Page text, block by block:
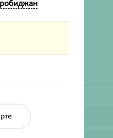
БИОФАРМЛАБ